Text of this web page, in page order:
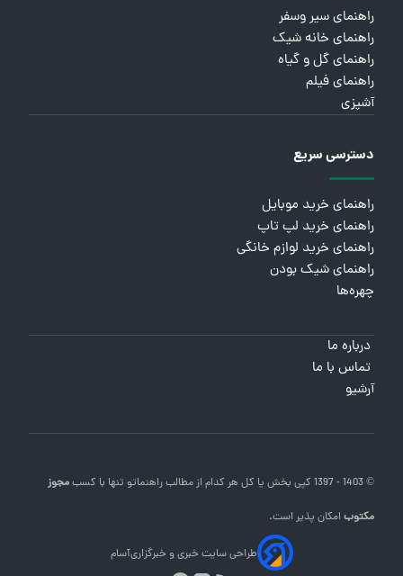
راهنمای سیر وسفر
راهنمای خانه شیک
راهنمای گل و گیاه
راهنمای فیلم
آشپزی
دسترسی سریع
راهنمای خرید موبایل
راهنمای خرید لپ تاپ
راهنمای خرید لوازم خانگی
راهنمای شیک بودن
چهره‌ها
درباره ما
تماس با ما
آرشیو
© 1403 - 1397 کپی بخش یا کل هر کدام از مطالب راهنماتو تنها با کسبمجوز
مکتوبامکان پذیر است.
طراحی سایت خبری و خبرگزاریآسام